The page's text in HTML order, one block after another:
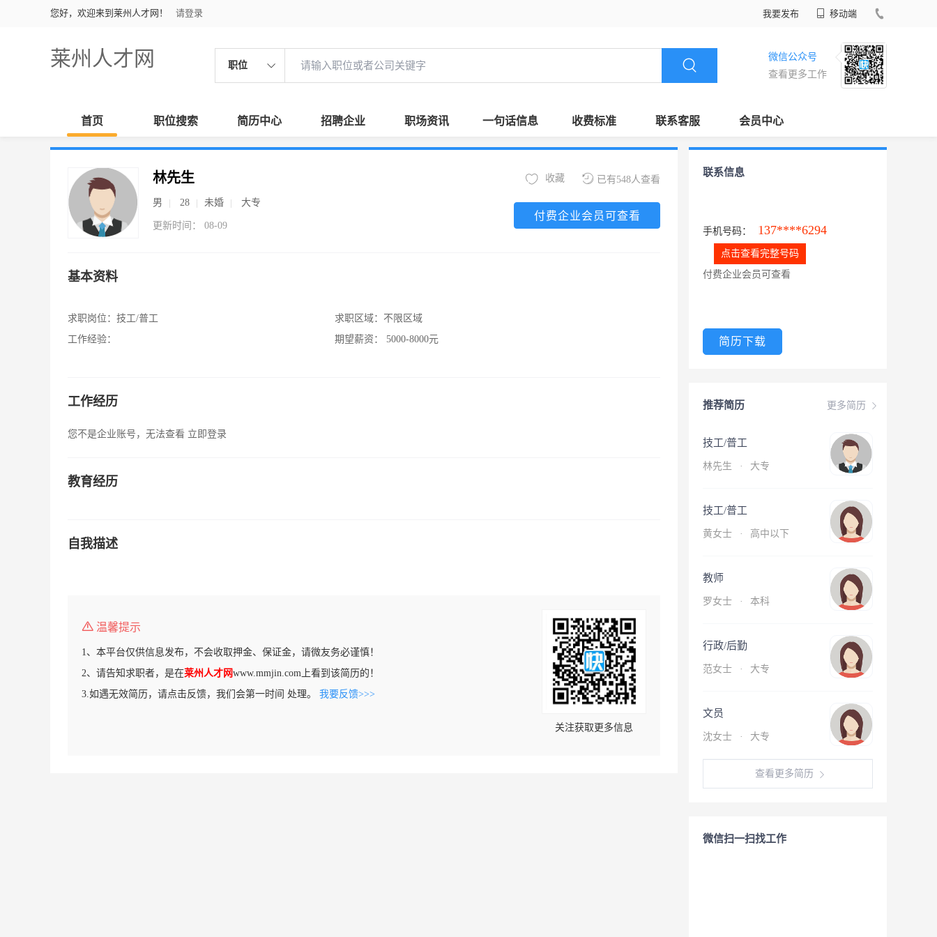
您好，欢迎来到莱州人才网！ 请登录 我要发布 移动端
莱州人才网 职位
微信公众号
查看更多工作
首页 职位搜索 简历中心 招聘企业 职场资讯 一句话信息 收费标准 联系客服 会员中心
林先生
男 28 未婚 大专
更新时间： 08-09
已有548人查看
收藏
付费企业会员可查看
基本资料
求职岗位： 技工/普工
工作经验：
求职区域： 不限区域
期望薪资：
5000-8000元
工作经历
您不是企业账号，无法查看 立即登录
教育经历
自我描述
温馨提示
1、本平台仅供信息发布，不会收取押金、保证金，请微友务必谨慎！
2、请告知求职者，是在莱州人才网www.mmjin.com上看到该简历的！
3.如遇无效简历，请点击反馈，我们会第一时间 处理。 我要反馈>>>
关注获取更多信息
联系信息
手机号码： 137****6294
点击查看完整号码
付费企业会员可查看
简历下载
更多简历
推荐简历
技工/普工
林先生 · 大专
技工/普工
黄女士 · 高中以下
教师
罗女士 · 本科
行政/后勤
范女士 · 大专
文员
沈女士 · 大专
查看更多简历
微信扫一扫找工作